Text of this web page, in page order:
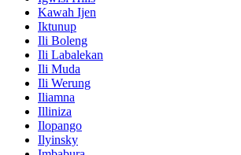
Kawah Ijen
Iktunup
Ili Boleng
Ili Labalekan
Ili Muda
Ili Werung
Iliamna
Illiniza
Ilopango
Ilyinsky